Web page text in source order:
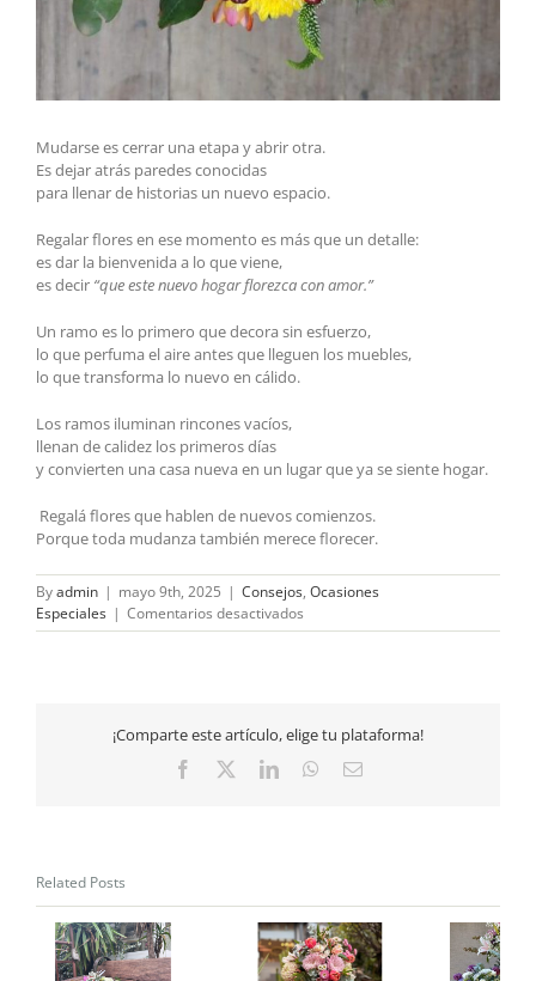
Mudarse es cerrar una etapa y abrir otra.
Es dejar atrás paredes conocidas
para llenar de historias un nuevo espacio.
Regalar flores en ese momento es más que un detalle:
es dar la bienvenida a lo que viene,
es decir “que este nuevo hogar florezca con amor.”
Un ramo es lo primero que decora sin esfuerzo,
lo que perfuma el aire antes que lleguen los muebles,
lo que transforma lo nuevo en cálido.
Los ramos iluminan rincones vacíos,
llenan de calidez los primeros días
y convierten una casa nueva en un lugar que ya se siente hogar.
Regalá flores que hablen de nuevos comienzos.
Porque toda mudanza también merece florecer.
Byadmin | mayo 9th, 2025 | Consejos, Ocasiones
Especiales | Comentarios desactivados
¿Por
una
mudanza?
¡Comparte este artículo, elige tu plataforma!
Facebook LinkedInWhatsApp
Email
Related Posts